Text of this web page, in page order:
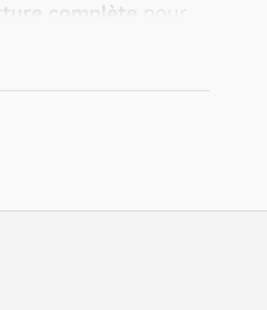
complète
Oskö vous